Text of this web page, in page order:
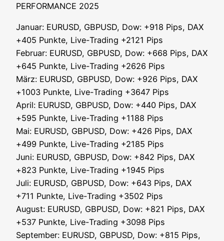
PERFORMANCE 2025
Janu­ar: EURUSD, GBPUSD, Dow: +918 Pips, DAX
+405 Punk­te, Live-Tra­ding +2121 Pips
Febru­ar: EURUSD, GBPUSD, Dow: +668 Pips, DAX
+645 Punk­te, Live-Tra­ding +2626 Pips
März: EURUSD, GBPUSD, Dow: +926 Pips, DAX
+1003 Punk­te, Live-Tra­ding +3647 Pips
April: EURUSD, GBPUSD, Dow: +440 Pips, DAX
+595 Punk­te, Live-Tra­ding +1188 Pips
Mai: EURUSD, GBPUSD, Dow: +426 Pips, DAX
+499 Punk­te, Live-Tra­ding +2185 Pips
Juni: EURUSD, GBPUSD, Dow: +842 Pips, DAX
+823 Punk­te, Live-Tra­ding +1945 Pips
Juli: EURUSD, GBPUSD, Dow: +643 Pips, DAX
+711 Punk­te, Live-Tra­ding +3502 Pips
August: EURUSD, GBPUSD, Dow: +821 Pips, DAX
+537 Punk­te, Live-Tra­ding +3098 Pips
Sep­tem­ber: EURUSD, GBPUSD, Dow: +815 Pips,